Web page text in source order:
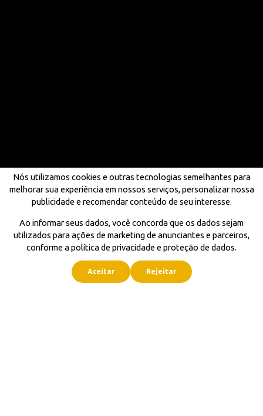
Nós utilizamos cookies e outras tecnologias semelhantes para
melhorar sua experiência em nossos serviços, personalizar nossa
publicidade e recomendar conteúdo de seu interesse.
Ao informar seus dados, você concorda que os dados sejam
utilizados para ações de marketing de anunciantes e parceiros,
conforme a política de privacidade e proteção de dados.
Aceitar Rejeitar